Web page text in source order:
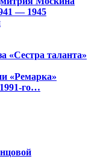
— 1945
«Сестра таланта»
«Ремарка»
го…